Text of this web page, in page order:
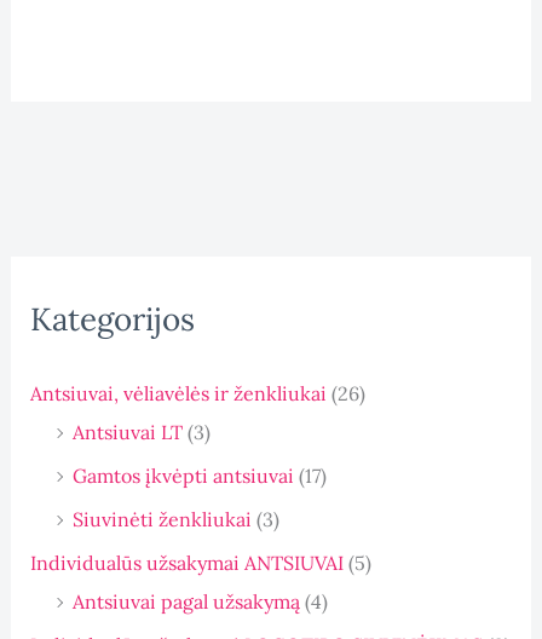
Kategorijos
Antsiuvai, vėliavėlės ir ženkliukai (26)
Antsiuvai LT (3)
Gamtos įkvėpti antsiuvai (17)
Siuvinėti ženkliukai (3)
Individualūs užsakymai ANTSIUVAI (5)
Antsiuvai pagal užsakymą (4)